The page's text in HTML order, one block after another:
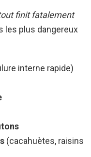
finit fatalement
les plus dangereux
interne rapide)
(cacahuètes, raisins